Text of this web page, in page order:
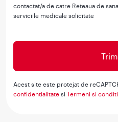
contactat/a de catre Reteaua de
serviciile medicale solicitate
Acest site este protejat de
confidentialitate siTermeni si